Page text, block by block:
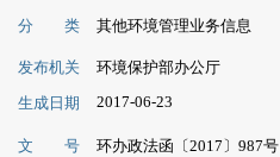
分 类 其他环境管理业务信息
发布机关
环境保护部办公厅
生成日期
2017-06-23
文 号
环办政法函〔2017〕987号